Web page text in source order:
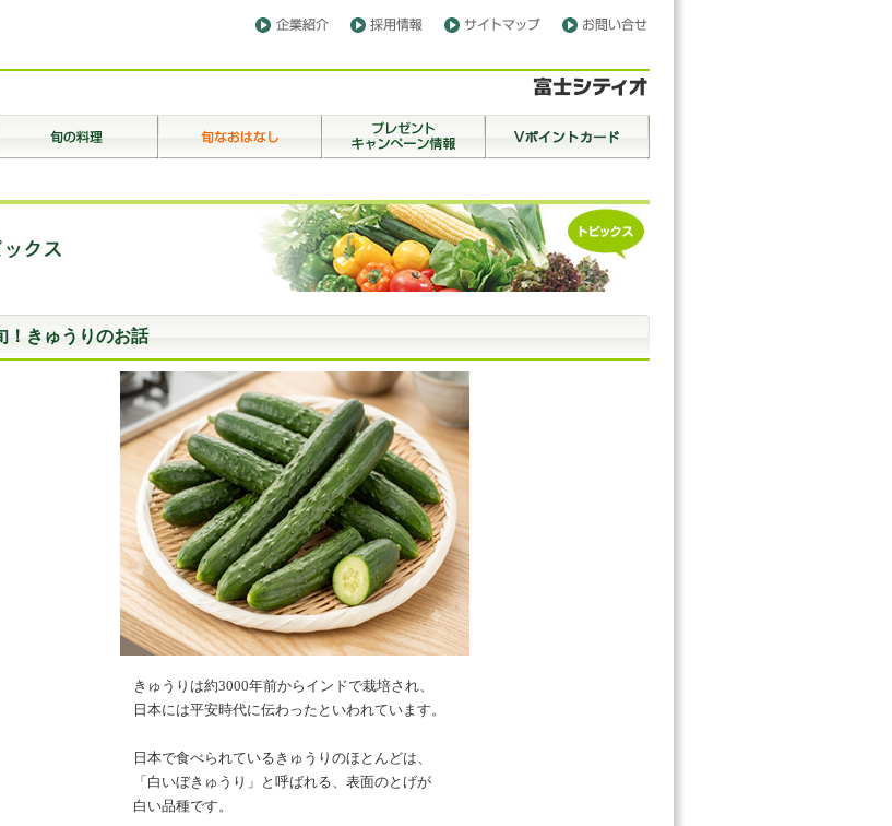
！きゅうりのお話
きゅうりは約3000年前からインドで栽培され、
日本には平安時代に伝わったといわれています。
日本で食べられているきゅうりのほとんどは、
「白いぼきゅうり」と呼ばれる、表面のとげが
白い品種です。